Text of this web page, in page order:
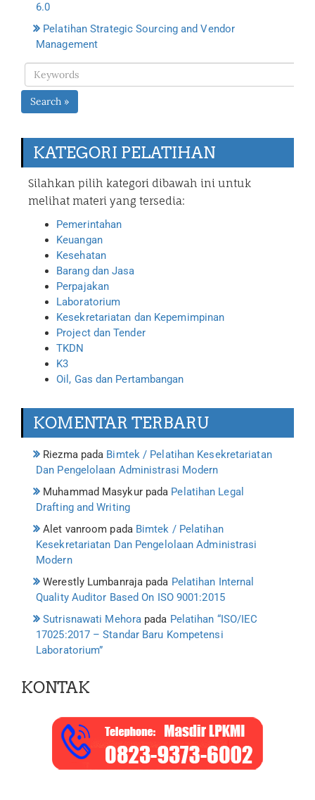
6.0
Pelatihan Strategic Sourcing and Vendor
Management
Search »
KATEGORI PELATIHAN
Silahkan pilih kategori dibawah ini untuk
melihat materi yang tersedia:
Pemerintahan
Keuangan
Kesehatan
Barang dan Jasa
Perpajakan
Laboratorium
Kesekretariatan dan Kepemimpinan
Project dan Tender
TKDN
K3
Oil, Gas dan Pertambangan
KOMENTAR TERBARU
Riezmapada Bimtek / Pelatihan Kesekretariatan
Dan Pengelolaan Administrasi Modern
Muhammad Masykurpada Pelatihan Legal
Drafting and Writing
Alet vanroom pada Bimtek / Pelatihan
Kesekretariatan Dan Pengelolaan Administrasi
Modern
Werestly Lumbanraja pada Pelatihan Internal
Quality Auditor Based On ISO 9001:2015
Sutrisnawati Mehora pada Pelatihan “ISO/IEC
17025:2017 – Standar Baru Kompetensi
Laboratorium”
KONTAK